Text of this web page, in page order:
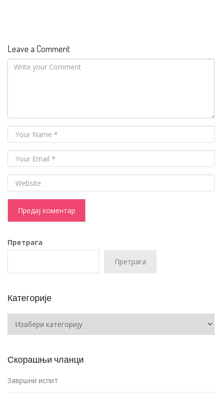
Leave a Comment
Претрага
Претрага
Категорије
Скорашњи чланци
Завршни испит